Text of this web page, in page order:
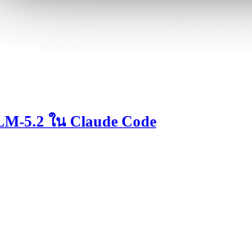
5.2 ใน Claude Code